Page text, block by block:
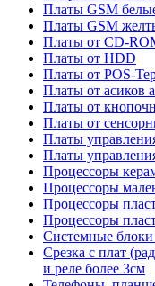
Платы GSM
Платы GSM
Платы от CD-
Платы от HDD
Платы от POS-
Платы от асиков
Платы от
Платы от
Платы
Платы
Процессоры
Процессоры
Процессоры
Процессоры
Системные
Срезка с плат
и реле более 3см